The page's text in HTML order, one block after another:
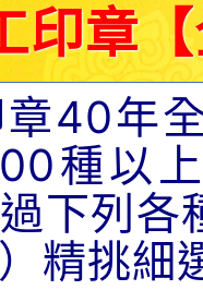
印章
40年
種以
下列各
精挑細